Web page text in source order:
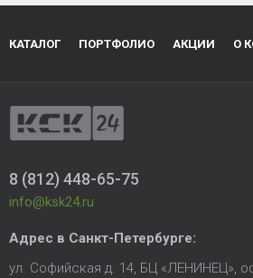
КАТАЛОГ ПОРТФОЛИО АКЦИИ О
8 (812) 448-65-75
info@ksk24.ru
Адрес в Санкт-Петербурге:
ул. Софийская д. 14, БЦ «ЛЕНИНЕЦ»,